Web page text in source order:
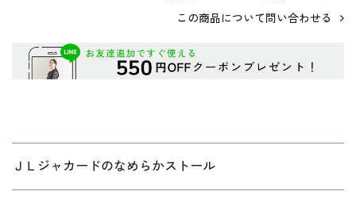
この商品について問い合わせる
ＪＬジャカードのなめらかストール